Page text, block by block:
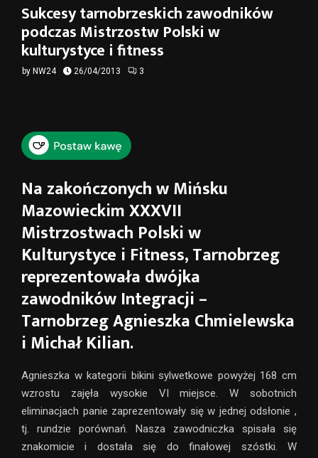
Sukcesy tarnobrzeskich zawodników
podczas Mistrzostw Polski w
kulturystyce i fitness
by NW24 26/04/2013 3
Na zakończonych w Mińsku
Mazowieckim XXXVII
Mistrzostwach Polski w
Kulturystyce i Fitness, Tarnobrzeg
reprezentowała dwójka
zawodników Integracji –
Tarnobrzeg Agnieszka Chmielewska
i Michał Kilian.
Agnieszka w kategorii bikini sylwetkowe powyżej 168 cm
wzrostu zajęła wysokie VI miejsce. W sobotnich
eliminacjach panie zaprezentowały się w jednej odsłonie ,
tj. rundzie porównań. Nasza zawodniczka spisała się
znakomicie i dostała się do finałowej szóstki. W